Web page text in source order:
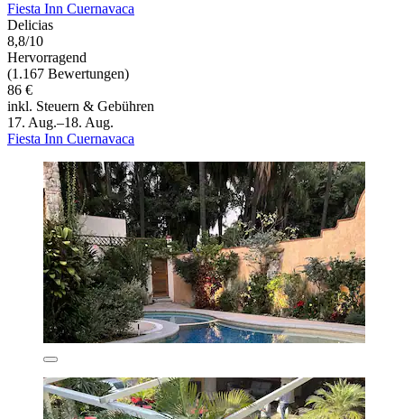
Fiesta Inn Cuernavaca
Delicias
8,8/10
Hervorragend
(1.167 Bewertungen)
86 €
inkl. Steuern & Gebühren
17. Aug.–18. Aug.
Fiesta Inn Cuernavaca